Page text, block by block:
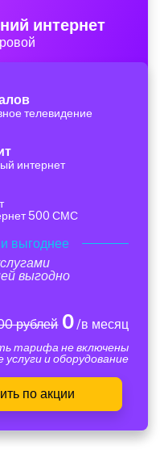
интернет
телевидение
интернет
500 СМС
выгоднее
выгодно
рублей0/в месяц
тарифа не включены
и оборудование
по акции